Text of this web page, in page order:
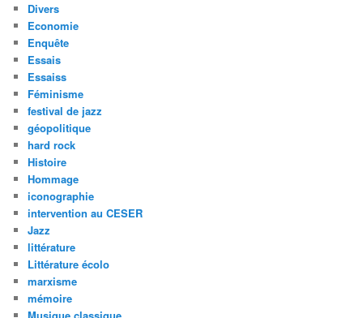
Divers
Economie
Enquête
Essais
Essaiss
Féminisme
festival de jazz
géopolitique
hard rock
Histoire
Hommage
iconographie
intervention au CESER
Jazz
littérature
Littérature écolo
marxisme
mémoire
Musique classique